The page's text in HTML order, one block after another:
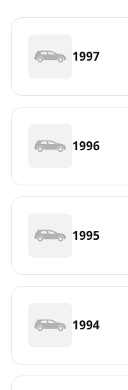
1997
1996
1995
1994